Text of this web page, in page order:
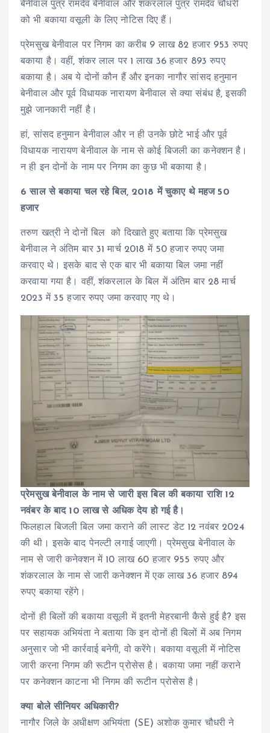
बेनीवाल पुत्र रामदेव बेनीवाल और शंकरलाल पुत्र रामदेव चौधरी
को भी बकाया वसूली के लिए नोटिस दिए हैं।
प्रेमसुख बेनीवाल पर निगम का करीब 9 लाख 82 हजार 953 रुपए
बकाया है। वहीं, शंकर लाल पर 1 लाख 36 हजार 893 रुपए
बकाया है। अब ये दोनों कौन हैं और इनका नागौर सांसद हनुमान
बेनीवाल और पूर्व विधायक नारायण बेनीवाल से क्या संबंध है, इसकी
मुझे जानकारी नहीं है।
हां, सांसद हनुमान बेनीवाल और न ही उनके छोटे भाई और पूर्व
विधायक नारायण बेनीवाल के नाम से कोई बिजली का कनेक्शन है।
न ही इन दोनों के नाम पर निगम का कुछ भी बकाया है।
6 साल से बकाया चल रहे बिल, 2018 में चुकाए थे महज 50
हजार
तरुण खत्री ने दोनों बिल को दिखाते हुए बताया कि प्रेमसुख
बेनीवाल ने अंतिम बार 31 मार्च 2018 में 50 हजार रुपए जमा
करवाए थे। इसके बाद से एक बार भी बकाया बिल जमा नहीं
करवाया गया है। वहीं, शंकरलाल के बिल में अंतिम बार 28 मार्च
2023 में 35 हजार रुपए जमा करवाए गए थे।
प्रेमसुख बेनीवाल के नाम से जारी इस बिल की बकाया राशि 12
नवंबर के बाद 10 लाख से अधिक देय हो गई है।
फिलहाल बिजली बिल जमा कराने की लास्ट डेट 12 नवंबर 2024
की थी। इसके बाद पेनल्टी लगाई जाएगी। प्रेमसुख बेनीवाल के
नाम से जारी कनेक्शन में 10 लाख 60 हजार 955 रुपए और
शंकरलाल के नाम से जारी कनेक्शन में एक लाख 36 हजार 894
रुपए बकाया रहेंगे।
दोनों ही बिलों की बकाया वसूली में इतनी मेहरबानी कैसे हुई है? इस
पर सहायक अभियंता ने बताया कि इन दोनों ही बिलों में अब निगम
अनुसार जो भी कार्रवाई बनेगी, वो करेंगे। बकाया वसूली में नोटिस
जारी करना निगम की रूटीन प्रोसेस है। बकाया जमा नहीं कराने
पर कनेक्शन काटना भी निगम की रूटीन प्रोसेस है।
क्या बोले सीनियर अधिकारी?
नागौर जिले के अधीक्षण अभियंता (SE) अशोक कुमार चौधरी ने